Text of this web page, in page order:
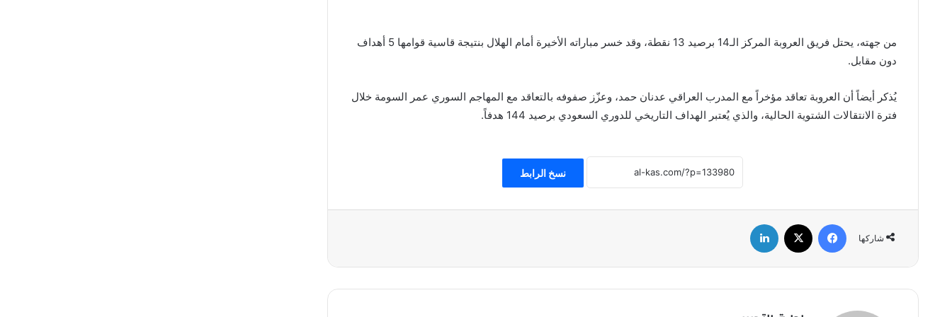
من جهته، يحتل فريق العروبة المركز الـ14 برصيد 13 نقطة، وقد خسر مباراته الأخيرة أمام الهلال بنتيجة قاسية قوامها 5 أهداف
دون مقابل.
يُذكر أيضاً أن العروبة تعاقد مؤخراً مع المدرب العراقي عدنان حمد، وعزّز صفوفه بالتعاقد مع المهاجم السوري عمر السومة خلال
فترة الانتقالات الشتوية الحالية، والذي يُعتبر الهداف التاريخي للدوري السعودي برصيد 144 هدفاً.
نسخ الرابط
شاركها